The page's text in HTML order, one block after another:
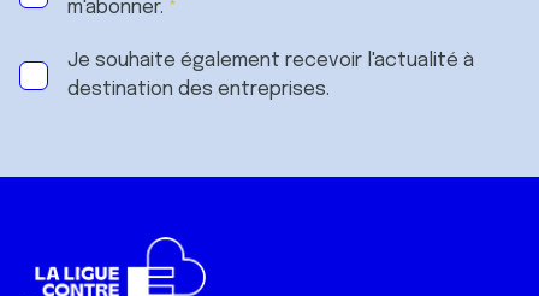
m'abonner.
Je souhaite également recevoir l'actualité à
destination des entreprises.